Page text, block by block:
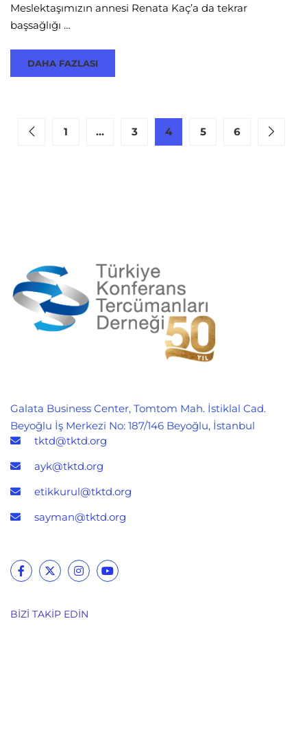
Meslektaşımızın annesi Renata Kaç’a da tekrar
başsağlığı …
DAHA FAZLASI
1 … 3 4 5 6
Galata Business Center, Tomtom Mah. İstiklal Cad.
Beyoğlu İş Merkezi No: 187/146 Beyoğlu, İstanbul
tktd@tktd.org
ayk@tktd.org
etikkurul@tktd.org
sayman@tktd.org
BIZI TAKIP EDIN